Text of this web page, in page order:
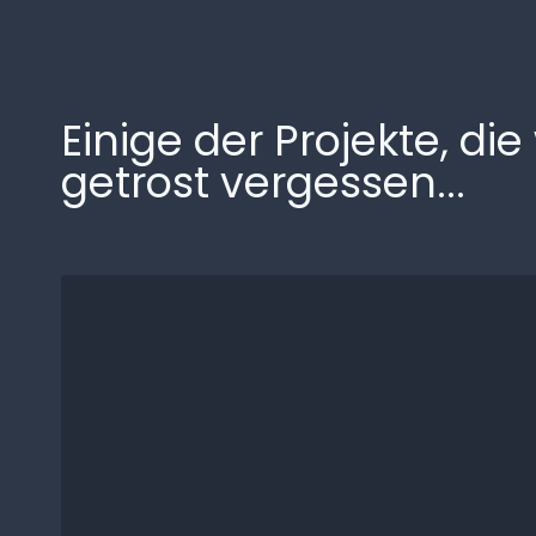
Einige der Projekte,
getrost vergessen...